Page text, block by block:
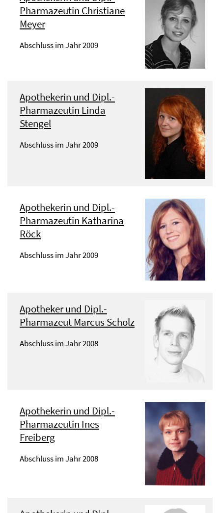
Pharmazeutin Christiane
Meyer
Abschluss im Jahr 2009
Apothekerin und Dipl.-
Pharmazeutin Linda
Stengel
Abschluss im Jahr 2009
Apothekerin und Dipl.-
Pharmazeutin Katharina
Röck
Abschluss im Jahr 2009
Apotheker und Dipl.-
Pharmazeut Marcus Scholz
Abschluss im Jahr 2008
Apothekerin und Dipl.-
Pharmazeutin Ines
Freiberg
Abschluss im Jahr 2008